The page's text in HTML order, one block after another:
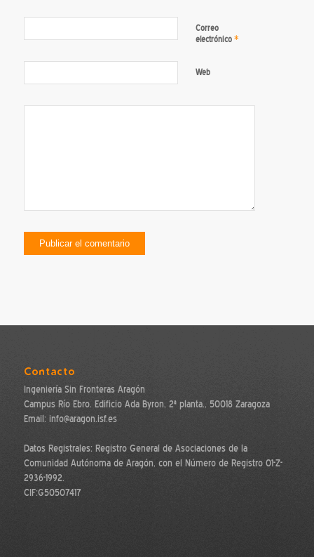
Correo
electrónico *
Web
Contacto
Ingeniería Sin Fronteras Aragón
Campus Río Ebro. Edificio Ada Byron, 2ª planta., 50018 Zaragoza
Email: info@aragon.isf.es
Datos Registrales: Registro General de Asociaciones de la
Comunidad Autónoma de Aragón, con el Número de Registro 01-Z-
2936-1992.
CIF:G50507417